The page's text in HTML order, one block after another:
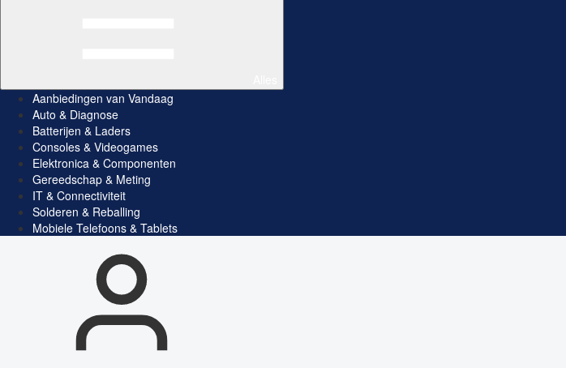
Aanbiedingen van Vandaag
Auto & Diagnose
Batterijen & Laders
Consoles & Videogames
Elektronica & Componenten
Gereedschap & Meting
IT & Connectiviteit
Solderen & Reballing
Mobiele Telefoons & Tablets